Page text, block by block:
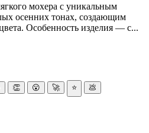
мохера с уникальным
осенних тонах, создающим
Особенность изделия — с...
👏 😮 🚀 ⭐ 💩